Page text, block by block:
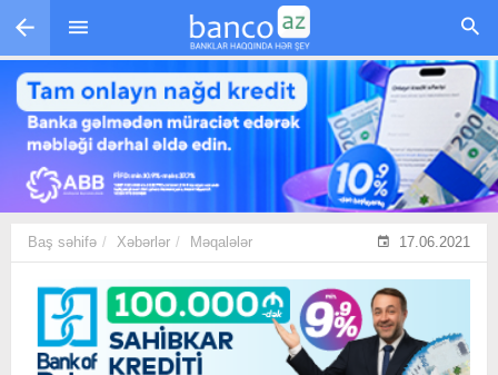
Skip to main content
Baş səhifə Xəbərlər Məqalələr 17.06.2021